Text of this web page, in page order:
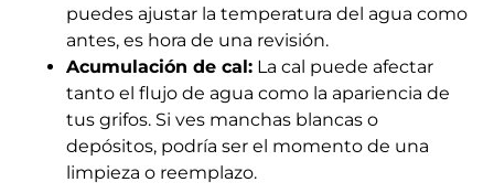
puedes ajustar la temperatura del agua como
antes, es hora de una revisión.
Acumulación de cal: La cal puede afectar
tanto el flujo de agua como la apariencia de
tus grifos. Si ves manchas blancas o
depósitos, podría ser el momento de una
limpieza o reemplazo.